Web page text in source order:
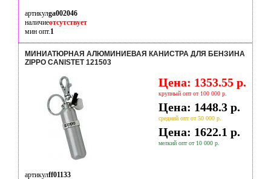
артикулga002046
наличиеотсутствует
мин опт.1
МИНИАТЮРНАЯ АЛЮМИНИЕВАЯ КАНИСТРА ДЛЯ БЕНЗИНА
ZIPPO CANISTET 121503
Цена: 1353.55 р.
крупный опт от 100 000 р.
Цена: 1448.3 р.
средний опт от 50 000 р.
Цена: 1622.1 р.
мелкий опт от 10 000 р.
артикулff01133